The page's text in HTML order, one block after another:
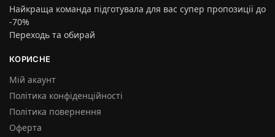
Найкраща команда підготувала для вас супер пропозиції до
-70%
Переходь та обирай
КОРИСНЕ
Мій акаунт
Політика конфіденційності
Політика повернення
Оферта